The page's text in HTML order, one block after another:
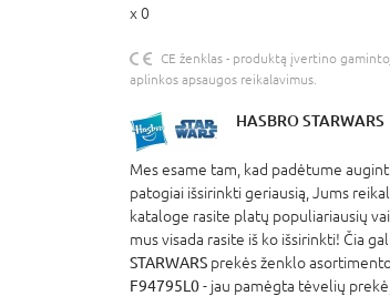
x 0
CE ženklas - produktą įvertino
aplinkos apsaugos reikalavimus.
HASBRO STARWARS
Mes esame tam, kad padėtume
patogiai išsirinkti geriausią, Jums
kataloge rasite platų populiariausių
mus visada rasite iš ko išsirinkti! Čia
STARWARS prekės ženklo
F94795L0- jau pamėgta tėvelių